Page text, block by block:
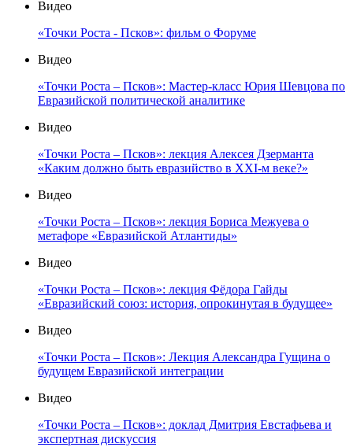
Видео
«Точки Роста - Псков»: фильм о Форуме
Видео
«Точки Роста – Псков»: Мастер-класс Юрия Шевцова по
Евразийской политической аналитике
Видео
«Точки Роста – Псков»: лекция Алексея Дзерманта
«Каким должно быть евразийство в XXI-м веке?»
Видео
«Точки Роста – Псков»: лекция Бориса Межуева о
метафоре «Евразийской Атлантиды»
Видео
«Точки Роста – Псков»: лекция Фёдора Гайды
«Евразийский союз: история, опрокинутая в будущее»
Видео
«Точки Роста – Псков»: Лекция Александра Гущина о
будущем Евразийской интеграции
Видео
«Точки Роста – Псков»: доклад Дмитрия Евстафьева и
экспертная дискуссия